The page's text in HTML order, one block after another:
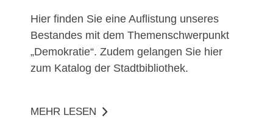
​​Hier finden Sie eine Auflistung unseres
Bestandes mit dem Themenschwerpunkt
„Demokratie“. Zudem gelangen Sie hier
zum Katalog der Stadtbibliothek.
MEHR LESEN